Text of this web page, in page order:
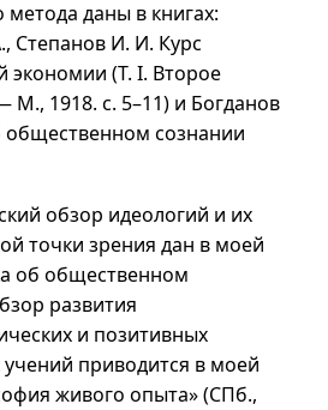
метода даны в книгах:
Степанов И. И. Курс
экономии (Т. I. Второе
М., 1918. с. 5–11) и Богданов
общественном сознании
обзор идеологий и их
точки зрения дан в моей
об общественном
развития
и позитивных
приводится в моей
живого опыта» (СПб.,